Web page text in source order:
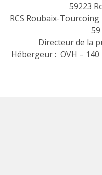
59223
RCS Roubaix-
Directeur de la
Hébergeur : OVH –